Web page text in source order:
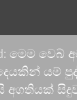
මෙම
යම්
අගතියක්